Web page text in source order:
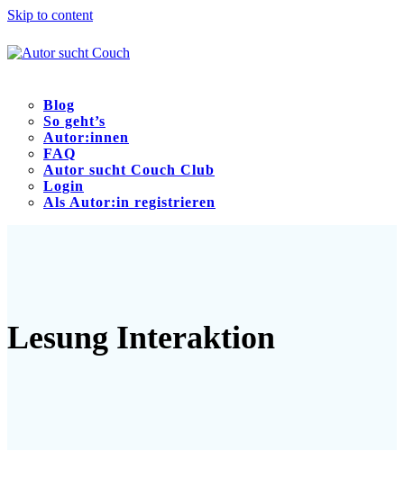
Skip to content
Blog
So geht’s
Autor:innen
FAQ
Autor sucht Couch Club
Login
Als Autor:in registrieren
Lesung Interaktion